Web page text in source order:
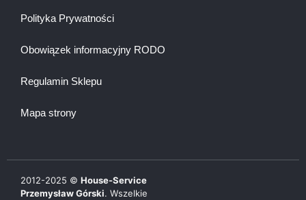
Polityka Prywatności
Obowiązek informacyjny RODO
Regulamin Sklepu
Mapa strony
2012-2025 © House-Service
Przemysław Górski. Wszelkie